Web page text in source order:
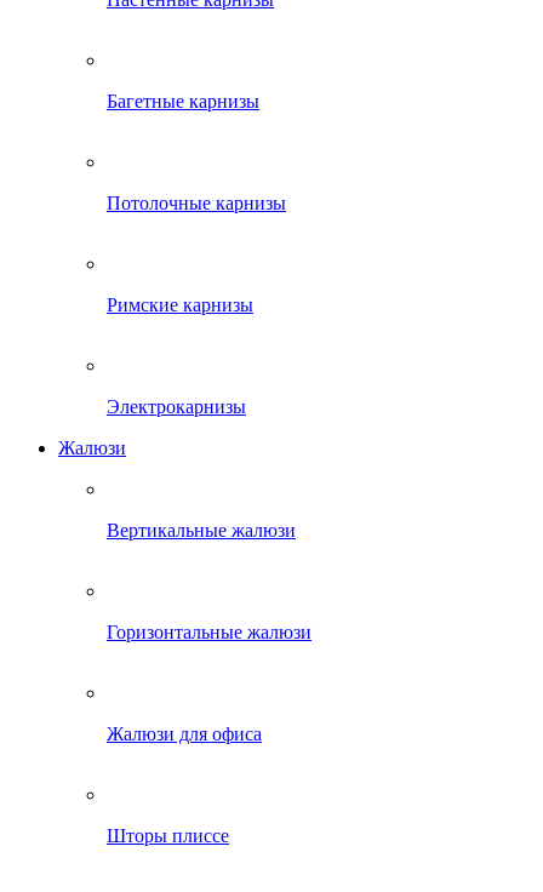
Багетные карнизы
Потолочные карнизы
Римские карнизы
Электрокарнизы
Жалюзи
Вертикальные жалюзи
Горизонтальные жалюзи
Жалюзи для офиса
Шторы плиссе